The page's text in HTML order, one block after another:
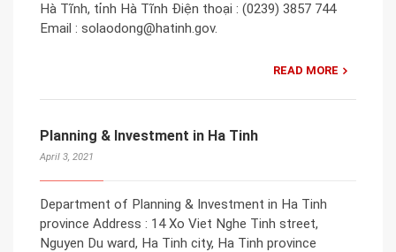
Hà Tĩnh, tỉnh Hà Tĩnh Điện thoại : (0239) 3857 744
Email : solaodong@hatinh.gov.
READ MORE
Planning & Investment in Ha Tinh
April 3, 2021
Department of Planning & Investment in Ha Tinh
province Address : 14 Xo Viet Nghe Tinh street,
Nguyen Du ward, Ha Tinh city, Ha Tinh province